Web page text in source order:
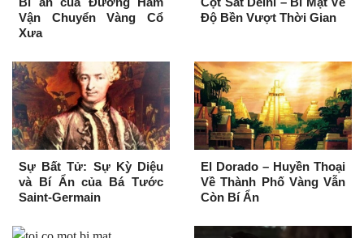
Vận Chuyển Vàng Cổ
Xưa
Độ Bền Vượt Thời Gian
Sự Bất Tử: Sự Kỳ Diệu
và Bí Ẩn của Bá Tước
Saint-Germain
El Dorado – Huyền Thoại
Về Thành Phố Vàng Vẫn
Còn Bí Ẩn